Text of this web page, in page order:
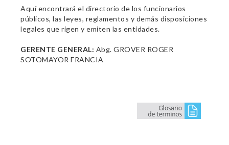
Aquí encontrará el directorio de los funcionarios
públicos, las leyes, reglamentos y demás disposiciones
legales que rigen y emiten las entidades.
GERENTE GENERAL: Abg. GROVER ROGER
SOTOMAYOR FRANCIA